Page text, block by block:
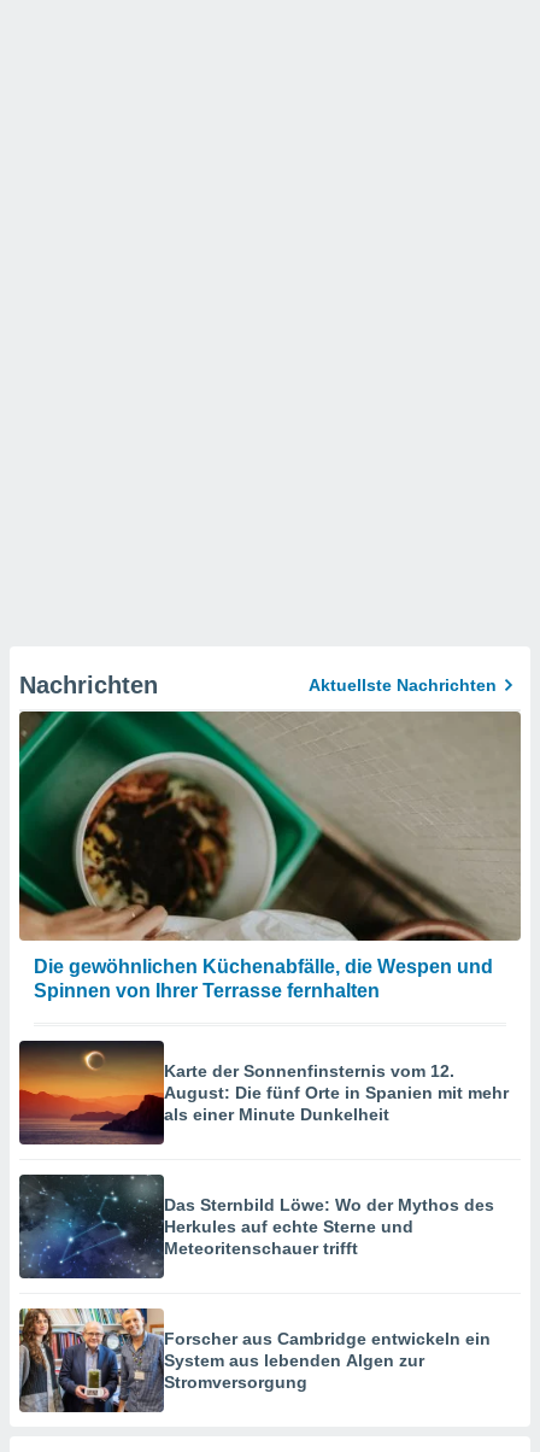
Nachrichten Aktuellste Nachrichten
Die gewöhnlichen Küchenabfälle, die Wespen und
Spinnen von Ihrer Terrasse fernhalten
Karte der Sonnenfinsternis vom 12.
August: Die fünf Orte in Spanien mit mehr
als einer Minute Dunkelheit
Das Sternbild Löwe: Wo der Mythos des
Herkules auf echte Sterne und
Meteoritenschauer trifft
Forscher aus Cambridge entwickeln ein
System aus lebenden Algen zur
Stromversorgung